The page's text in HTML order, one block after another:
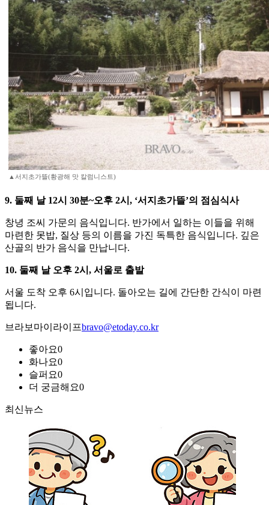
▲서지초가뜰(황광해 맛 칼럼니스트)
9. 둘째 날 12시 30분~오후 2시, ‘서지초가뜰’의 점심식사
창녕 조씨 가문의 음식입니다. 반가에서 일하는 이들을 위해
마련한 못밥, 질상 등의 이름을 가진 독특한 음식입니다. 깊은
산골의 반가 음식을 만납니다.
10. 둘째 날 오후 2시, 서울로 출발
서울 도착 오후 6시입니다. 돌아오는 길에 간단한 간식이 마련
됩니다.
브라보마이라이프bravo@etoday.co.kr
좋아요0
화나요0
슬퍼요0
더 궁금해요0
최신뉴스